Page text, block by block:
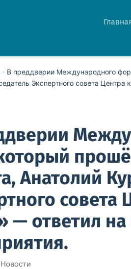
В преддверии Международного
Экспертного совета
Анатолий
— ответил
Новости